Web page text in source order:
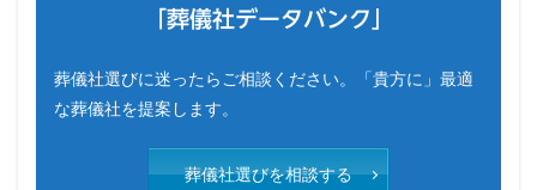
「葬儀社データバンク」
葬儀社選びに迷ったらご相談ください。「貴方に」最適
な葬儀社を提案します。
葬儀社選びを相談する